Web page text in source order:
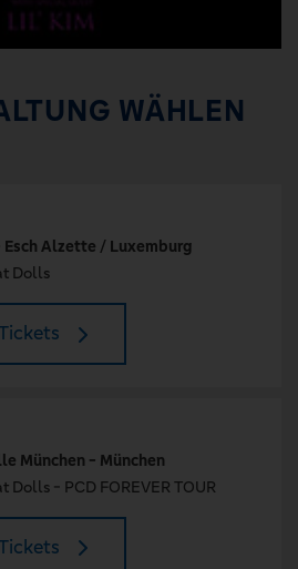
WÄHLEN
Esch Alzette / Luxemburg
Dolls
München - München
Dolls - PCD FOREVER TOUR